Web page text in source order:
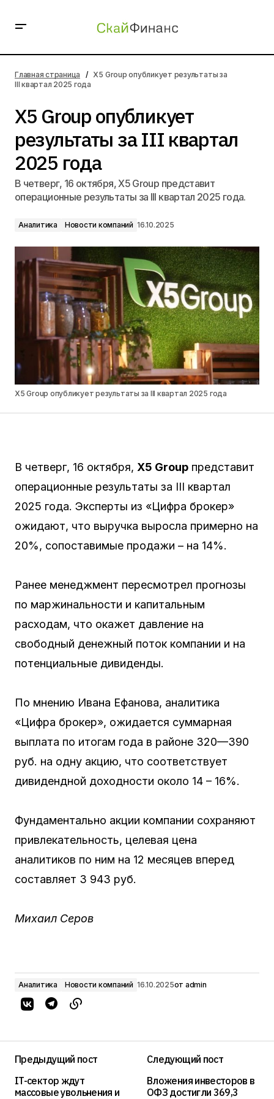
года
Главная страница
X5 Group опубликует результаты за
III квартал 2025 года
X5 Group опубликует
результаты за III квартал
2025 года
В четверг, 16 октября, X5 Group представит
операционные результаты за III квартал 2025 года.
Аналитика Новости компаний 16.10.2025
X5 Group опубликует результаты за III квартал 2025 года
В четверг, 16 октября, X5 Group представит
операционные результаты за III квартал
2025 года. Эксперты из «Цифра брокер»
ожидают, что выручка выросла примерно на
20%, сопоставимые продажи – на 14%.
Ранее менеджмент пересмотрел прогнозы
по маржинальности и капитальным
расходам, что окажет давление на
свободный денежный поток компании и на
потенциальные дивиденды.
По мнению Ивана Ефанова, аналитика
«Цифра брокер», ожидается суммарная
выплата по итогам года в районе 320—390
руб. на одну акцию, что соответствует
дивидендной доходности около 14 – 16%.
Фундаментально акции компании сохраняют
привлекательность, целевая цена
аналитиков по ним на 12 месяцев вперед
составляет 3 943 руб.
Михаил Серов
Аналитика Новости компаний 16.10.2025от admin
Предыдущий пост
IT-сектор ждут
массовые увольнения и
Следующий пост
Вложения инвесторов в
ОФЗ достигли 369,3